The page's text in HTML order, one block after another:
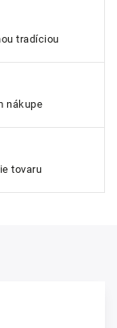
tradíciou
nákupe
tovaru